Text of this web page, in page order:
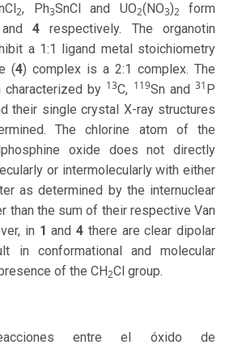
2, Ph3SnCl and UO2(NO3)2 form
and 4respectively. The organotin
a 1:1 ligand metal stoichiometry
(4) complex is a 2:1 complex. The
by 13C, 119Sn and 31P
their single crystal X-ray structures
The chlorine atom of the
oxide does not directly
or intermolecularly with either
as determined by the internuclear
than the sum of their respective Van
in 1and4 there are clear dipolar
in conformational and molecular
of the CH2Cl group.
entre el óxido de